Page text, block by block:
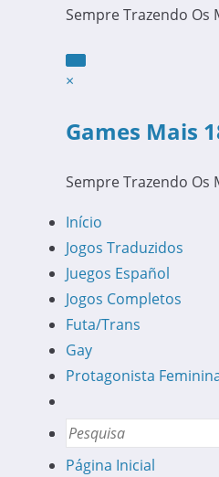
Sempre Trazendo Os
×
Games Mais
Sempre Trazendo Os
Início
Jogos Traduzidos
Juegos Español
Jogos Completos
Futa/Trans
Gay
Protagonista
Página Inicial